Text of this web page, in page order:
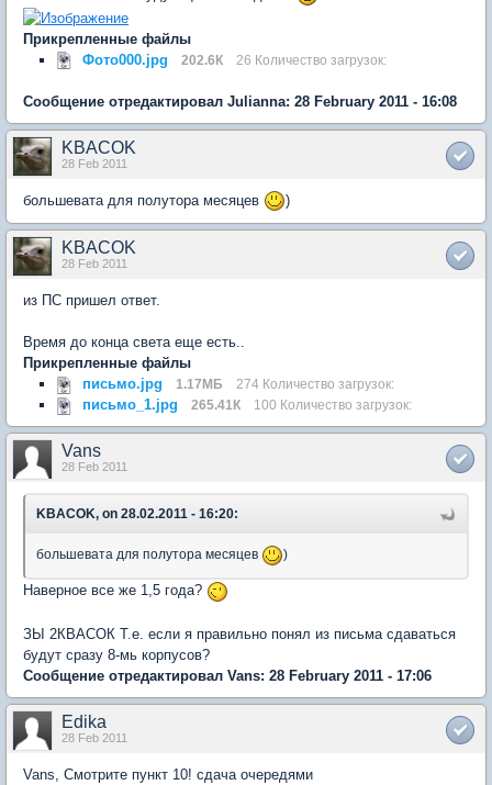
Прикрепленные файлы
Фото000.jpg
202.6К 26 Количество загрузок:
Сообщение отредактировал Julianna: 28 February 2011 - 16:08
KBACOK
28 Feb 2011
большевата для полутора месяцев )
KBACOK
28 Feb 2011
из ПС пришел ответ.
Время до конца света еще есть..
Прикрепленные файлы
письмо.jpg
1.17МБ 274 Количество загрузок:
письмо_1.jpg 265.41К 100 Количество загрузок:
Vans
28 Feb 2011
KBACOK, on 28.02.2011 - 16:20:
большевата для полутора месяцев )
Наверное все же 1,5 года?
ЗЫ 2КВАСОК Т.е. если я правильно понял из письма сдаваться
будут сразу 8-мь корпусов?
Сообщение отредактировал Vans: 28 February 2011 - 17:06
Edika
28 Feb 2011
Vans, Смотрите пункт 10! сдача очередями